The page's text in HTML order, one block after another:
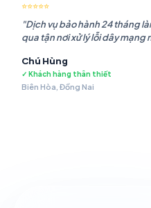
⭐⭐⭐⭐⭐
"Dịch vụ bảo hành 24 tháng
qua tận nơi xử lý lỗi dây mạng
Chú Hùng
✓ Khách hàng thân thiết
Biên Hòa, Đồng Nai